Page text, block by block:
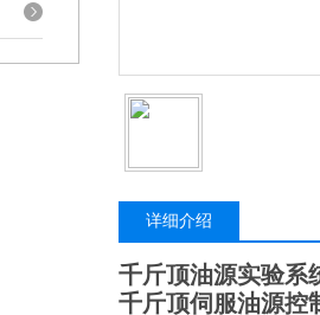
详细介绍
千斤顶油源实验系
千斤顶伺服油源控